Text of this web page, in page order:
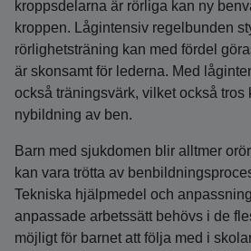
kroppsdelarna är rörliga kan ny
kroppen. Lågintensiv regelbunden
rörlighetsträning kan med fördel
är skonsamt för lederna. Med
också träningsvärk, vilket också tros
nybildning av ben.
Barn med sjukdomen blir alltmer
kan vara trötta av
Tekniska hjälpmedel och
anpassade arbetssätt behövs i de
möjligt för barnet att följa med i